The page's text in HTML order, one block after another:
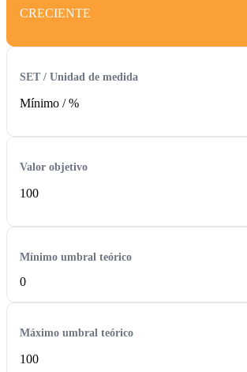
CRECIENTE
SET / Unidad de medida
Mínimo /%
Valor objetivo
100
Mínimo umbral teórico
0
Máximo umbral teórico
100